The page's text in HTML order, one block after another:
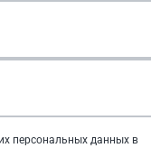
персональных данных в